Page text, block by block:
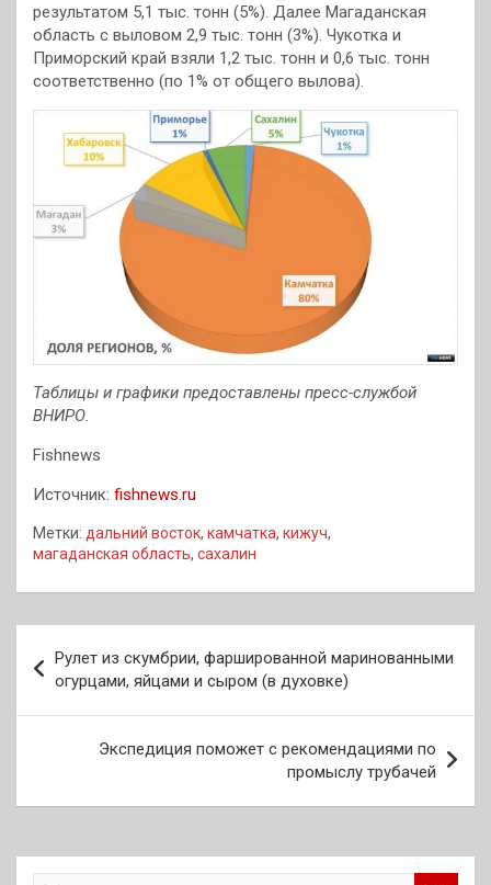
результатом 5,1 тыс. тонн (5%). Далее Магаданская
область с выловом 2,9 тыс. тонн (3%). Чукотка и
Приморский край взяли 1,2 тыс. тонн и 0,6 тыс. тонн
соответственно (по 1% от общего вылова).
Таблицы и графики предоставлены пресс-службой
ВНИРО.
Fishnews
Источник: fishnews.ru
Метки: дальний восток, камчатка, кижуч,
магаданская область, сахалин
по
записям
Рулет из скумбрии, фаршированной маринованными
огурцами, яйцами и сыром (в духовке)
Экспедиция поможет с рекомендациями по
промыслу трубачей